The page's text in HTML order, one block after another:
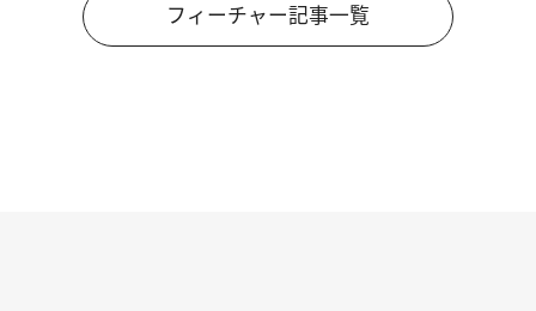
フィーチャー記事一覧